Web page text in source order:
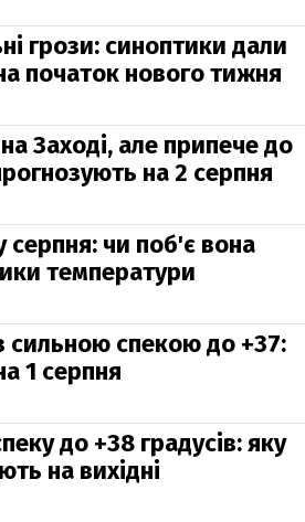
грози: синоптики дали
початок нового тижня
Заході, але припече до
на 2 серпня
серпня: чи поб'є вона
температури
сильною спекою до +37:
1 серпня
до +38 градусів: яку
на вихідні